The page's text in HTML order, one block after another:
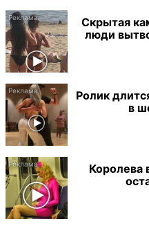
Скрытая
люди
Ролик
в
Королева